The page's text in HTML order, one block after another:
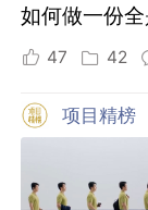
如何做一份
47 42
项目精榜